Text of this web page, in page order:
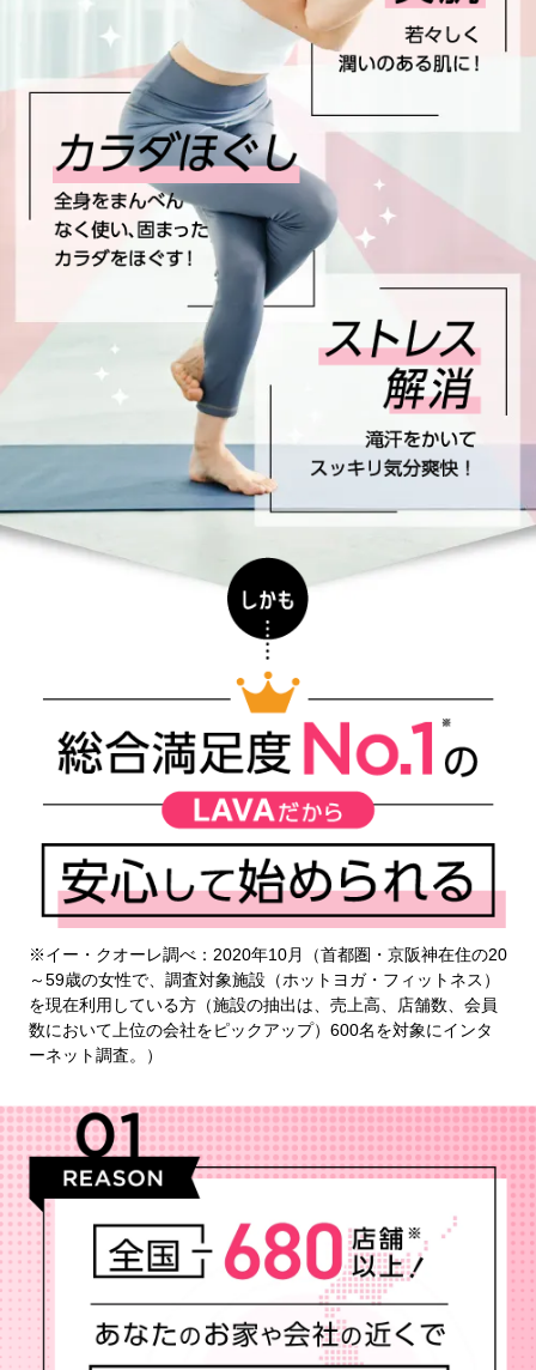
※イー・クオーレ調べ：2020年10月（首都圏・京阪神在住の20
～59歳の女性で、調査対象施設（ホットヨガ・フィットネス）
を現在利用している方（施設の抽出は、売上高、店舗数、会員
数において上位の会社をピックアップ）600名を対象にインタ
ーネット調査。）